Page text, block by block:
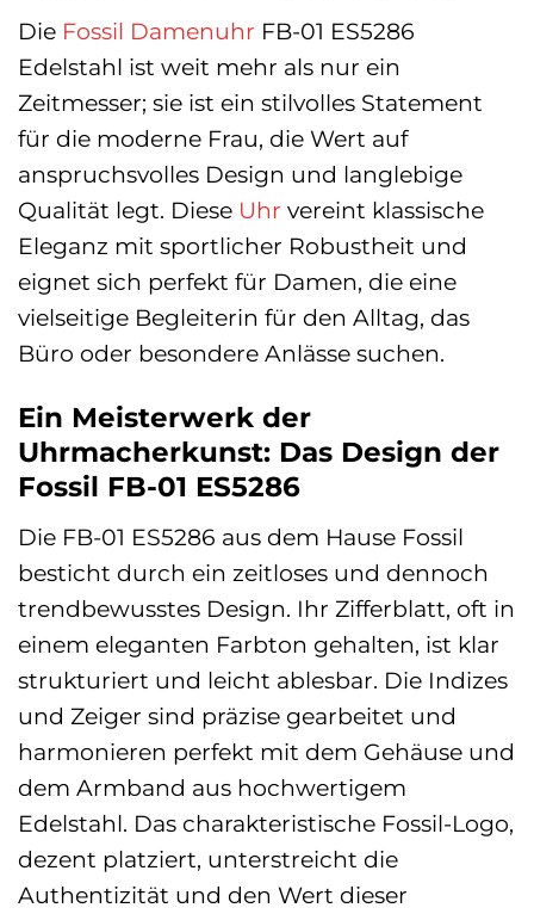
Die Fossil Damenuhr FB-01 ES5286
Edelstahl ist weit mehr als nur ein
Zeitmesser; sie ist ein stilvolles Statement
für die moderne Frau, die Wert auf
anspruchsvolles Design und langlebige
Qualität legt. Diese Uhr vereint klassische
Eleganz mit sportlicher Robustheit und
eignet sich perfekt für Damen, die eine
vielseitige Begleiterin für den Alltag, das
Büro oder besondere Anlässe suchen.
Ein Meisterwerk der
Uhrmacherkunst: Das Design der
Fossil FB-01 ES5286
Die FB-01 ES5286 aus dem Hause Fossil
besticht durch ein zeitloses und dennoch
trendbewusstes Design. Ihr Zifferblatt, oft in
einem eleganten Farbton gehalten, ist klar
strukturiert und leicht ablesbar. Die Indizes
und Zeiger sind präzise gearbeitet und
harmonieren perfekt mit dem Gehäuse und
dem Armband aus hochwertigem
Edelstahl. Das charakteristische Fossil-Logo,
dezent platziert, unterstreicht die
Authentizität und den Wert dieser